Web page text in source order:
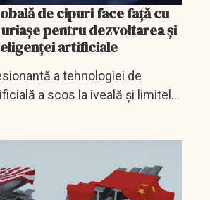
de cipuri face față cu
pentru dezvoltarea și
artificiale
a tehnologiei de
a scos la iveală și limitele
aprovizionare cu cipuri